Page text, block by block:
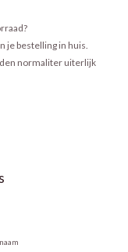
je bestelling in huis.
normaliter uiterlijk